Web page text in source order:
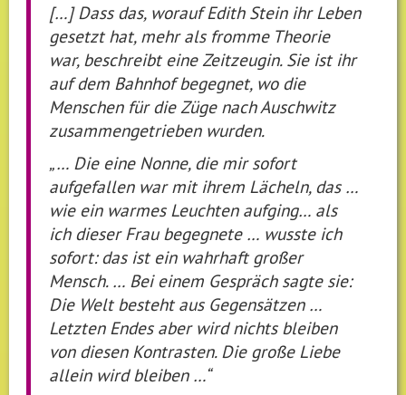
[…] Dass das, worauf Edith Stein ihr Leben
gesetzt hat, mehr als fromme Theorie
war, beschreibt eine Zeitzeugin. Sie ist ihr
auf dem Bahnhof begegnet, wo die
Menschen für die Züge nach Auschwitz
zusammengetrieben wurden.
„… Die eine Nonne, die mir sofort
aufgefallen war mit ihrem Lächeln, das …
wie ein warmes Leuchten aufging… als
ich dieser Frau begegnete … wusste ich
sofort: das ist ein wahrhaft großer
Mensch. … Bei einem Gespräch sagte sie:
Die Welt besteht aus Gegensätzen …
Letzten Endes aber wird nichts bleiben
von diesen Kontrasten. Die große Liebe
allein wird bleiben …“